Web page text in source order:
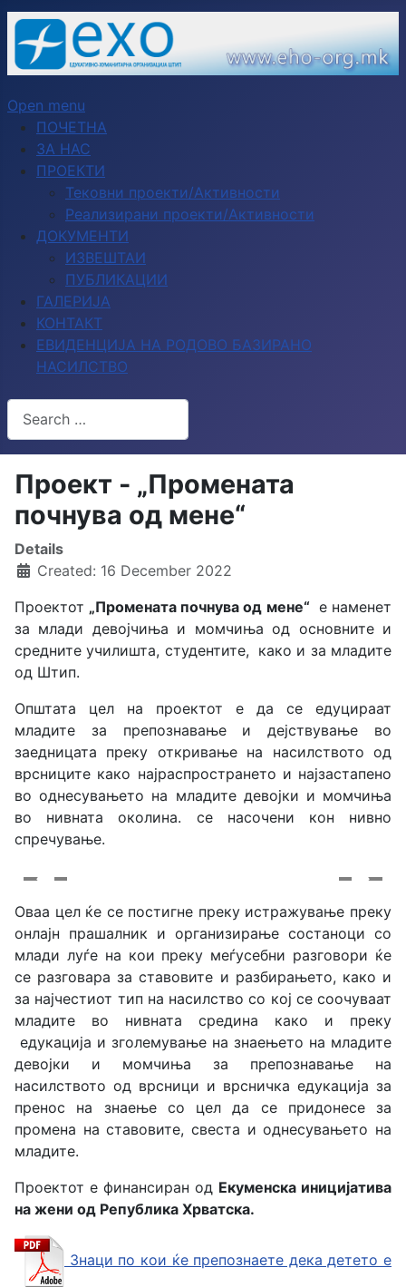
Open menu
ПОЧЕТНА
ЗА НАС
ПРОЕКТИ
Тековни проекти/Активности
Реализирани проекти/Активности
ДОКУМЕНТИ
ИЗВЕШТАИ
ПУБЛИКАЦИИ
ГАЛЕРИЈА
КОНТАКТ
ЕВИДЕНЦИЈА НА РОДОВО БАЗИРАНО
НАСИЛСТВО
Search
Type 2 or more characters for results.
Проект - „Промената
почнува од мене“
Details
Created: 16 December 2022
Проектот „Промената почнува од мене“ е наменет
за млади девојчиња и момчиња од основните и
средните училишта, студентите, како и за младите
од Штип.
Општата цел на проектот е да се едуцираат
младите за препознавање и дејствување во
заедницата преку откривање на насилството од
врсниците како најраспространето и најзастапено
во однесувањето на младите девојки и момчиња
во нивната околина. се насочени кон нивно
спречување.
Оваа цел ќе се постигне преку истражување преку
онлајн прашалник и организирање состаноци со
млади луѓе на кои преку меѓусебни разговори ќе
се разговара за ставовите и разбирањето, како и
за најчестиот тип на насилство со кој се соочуваат
младите во нивната средина како и преку
едукација и зголемување на знаењето на младите
девојки и момчиња за препознавање на
насилството од врсници и врсничка едукација за
пренос на знаење со цел да се придонесе за
промена на ставовите, свеста и однесувањето на
младите.
Проектот е финансиран од Екуменска иницијатива
на жени од Република Хрватска.
Знаци по кои ќе препознаете дека детето е